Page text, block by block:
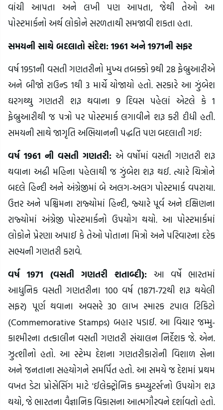
વાંચી આપતા અને લખી પણ આપતા, જેથી તેઓ આ
પોસ્ટમાર્કનો અર્થ લોકોને સરળતાથી સમજાવી શકતા હતા.
સમયની સાથે બદલાતો સંદેશ: 1961 અને 1971ની સફર
વર્ષ 1951ની વસતી ગણતરીનો મુખ્ય તબક્કો 9થી 28 ફેબ્રુઆરીએ
અને બીજો રાઉન્ડ 1થી 3 માર્ચે યોજાયો હતો. સરકારે આ ઝુંબેશ
ઘરગથ્થુ ગણતરી શરૂ થવાના 9 દિવસ પહેલાં એટલે કે 1
ફેબ્રુઆરીથી જ પત્રો પર પોસ્ટમાર્ક લગાવીને શરૂ કરી દીધી હતી.
સમયની સાથે જાગૃતિ અભિયાનની પદ્ધતિ પણ બદલાતી ગઈ:
વર્ષ 1961 ની વસતી ગણતરી: એ વર્ષોમાં વસતી ગણતરી શરૂ
થવાના અઢી મહિના પહેલાથી જ ઝુંબેશ શરૂ થઈ. ત્યારે ચિત્રોને
બદલે હિન્દી અને અંગ્રેજીમાં બે અલગ-અલગ પોસ્ટમાર્ક વપરાયા.
ઉત્તર અને પશ્ચિમના રાજ્યોમાં હિન્દી, જ્યારે પૂર્વ અને દક્ષિણના
રાજ્યોમાં અંગ્રેજી પોસ્ટમાર્કનો ઉપયોગ થયો. આ પોસ્ટમાર્કમાં
લોકોને પ્રેરણા અપાઈ કે તેઓ પોતાના મિત્રો અને પરિવારના દરેક
સભ્યની ગણતરી કરાવે.
વર્ષ 1971 (વસતી ગણતરી શતાબ્દી): આ વર્ષે ભારતમાં
આધુનિક વસતી ગણતરીના 100 વર્ષ (1871-72થી શરૂ થયેલી
સફર) પૂર્ણ થવાના અવસરે 30 લાખ સ્મારક ટપાલ ટિકિટો
(Commemorative Stamps) બહાર પડાઈ. આ વિચાર જમ્મુ-
કાશ્મીરના તત્કાલીન વસતી ગણતરી સંચાલન નિર્દેશક જે. એન.
ઝુત્શીનો હતો. આ સ્ટેમ્પ દેશના ગણતરીકારોની વિશાળ સેના
અને જનતાના સહયોગને સમર્પિત હતો. આ સમયે જ દેશમાં પ્રથમ
વખત ડેટા પ્રોસેસિંગ માટે 'ઈલેક્ટ્રોનિક કમ્પ્યુટર્સ'નો ઉપયોગ શરૂ
થયો, જે ભારતના વૈજ્ઞાનિક વિકાસના આત્મગૌરવને દર્શાવતો હતો.